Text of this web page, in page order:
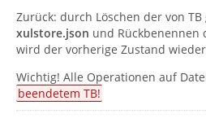
Zurück: durch Löschen der von
xulstore.json und Rückbenennen
wird der vorherige Zustand
Wichtig! Alle Operationen auf
beendetem TB!